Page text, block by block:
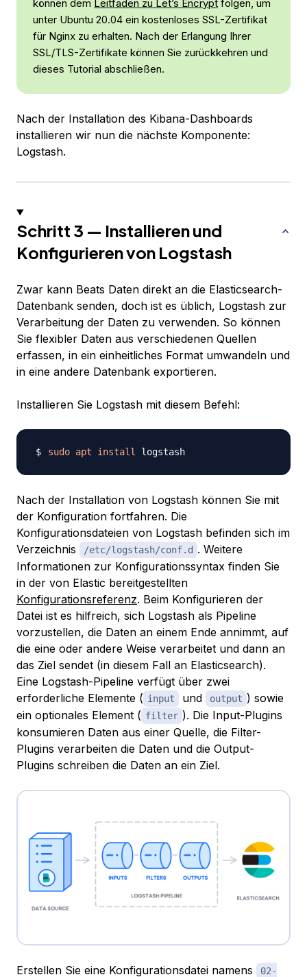
können dem Leitfaden zu Let’s Encrypt folgen, um
unter Ubuntu 20.04 ein kostenloses SSL-Zertifikat
für Nginx zu erhalten. Nach der Erlangung Ihrer
SSL/TLS-Zertifikate können Sie zurückkehren und
dieses Tutorial abschließen.
Nach der Installation des Kibana-Dashboards
installieren wir nun die nächste Komponente:
Logstash.
Schritt 3 — Installieren und
Konfigurieren von Logstash
Zwar kann Beats Daten direkt an die Elasticsearch-
Datenbank senden, doch ist es üblich, Logstash zur
Verarbeitung der Daten zu verwenden. So können
Sie flexibler Daten aus verschiedenen Quellen
erfassen, in ein einheitliches Format umwandeln und
in eine andere Datenbank exportieren.
Installieren Sie Logstash mit diesem Befehl:
sudo apt install
Nach der Installation von Logstash können Sie mit
der Konfiguration fortfahren. Die
Konfigurationsdateien von Logstash befinden sich im
Verzeichnis
/etc/logstash/conf.d . Weitere
Informationen zur Konfigurationssyntax finden Sie
in der von Elastic bereitgestellten
Konfigurationsreferenz. Beim Konfigurieren der
Datei ist es hilfreich, sich Logstash als Pipeline
vorzustellen, die Daten an einem Ende annimmt, auf
die eine oder andere Weise verarbeitet und dann an
das Ziel sendet (in diesem Fall an Elasticsearch).
Eine Logstash-Pipeline verfügt über zwei
erforderliche Elemente ( input und output ) sowie
ein optionales Element ( filter ). Die Input-Plugins
konsumieren Daten aus einer Quelle, die Filter-
Plugins verarbeiten die Daten und die Output-
Plugins schreiben die Daten an ein Ziel.
Erstellen Sie eine Konfigurationsdatei namens 02-